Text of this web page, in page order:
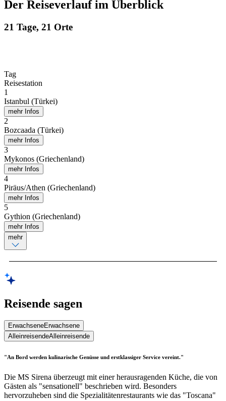
Der Reiseverlauf im Überblick
21 Tage, 21 Orte
Tag
Reisestation
1
Istanbul (Türkei)
mehr Infos
2
Bozcaada (Türkei)
mehr Infos
3
Mykonos (Griechenland)
mehr Infos
4
Piräus/Athen (Griechenland)
mehr Infos
5
Gythion (Griechenland)
mehr Infos
mehr
Reisende sagen
ErwachseneErwachsene
AlleinreisendeAlleinreisende
"An Bord werden kulinarische Genüsse und erstklassiger Service vereint."
Die MS Sirena überzeugt mit einer herausragenden Küche, die von
Gästen als "sensationell" beschrieben wird. Besonders
hervorzuheben sind die Spezialitätenrestaurants wie das "Toscana"